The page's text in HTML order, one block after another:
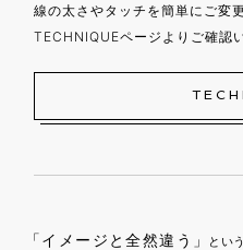
線の太さやタッチを簡単にご変
TECHNIQUEページよりご確認
「イメージと全然違う」 とい